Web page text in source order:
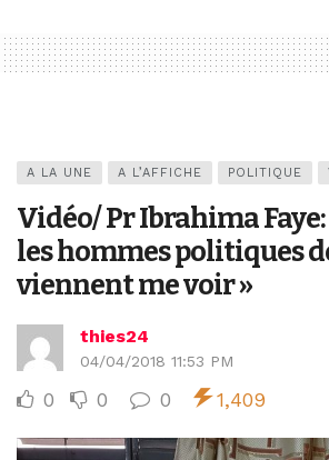
A LA UNE A L’AFFICHE POLITIQUE
Vidéo/ Pr Ibrahima
les hommes politiques
viennent me voir »
thies24
04/04/2018 11:53 PM
0 0 0 1,409